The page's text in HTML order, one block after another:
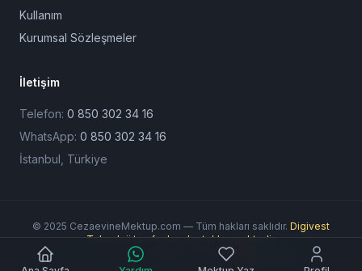
Kullanım
Kurumsal Sözleşmeler
İletişim
Telefon: 0 850 302 34 16
WhatsApp: 0 850 302 34 16
İstanbul, Türkiye
© 2025 CezaevineMektup.com — Tüm hakları saklıdır. Digivest
Teknoloji tarafından desteklenmektedir.
Ödeme Yöntemleri: